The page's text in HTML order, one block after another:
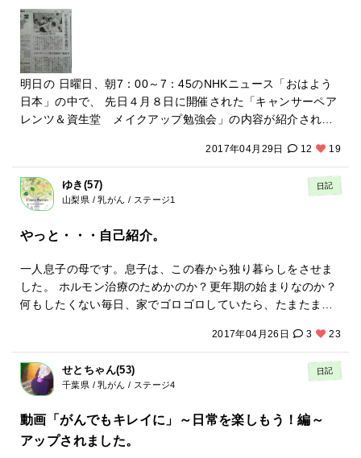
像できなかった。でも、今、受験生の母になれました。こん
な嬉しいことはないですね。泣けます。 決して強く前向きな
闘病生活をしてきたわけでもなく、特別なことをしてきたわ
けでもないのですが、もがき苦しみながらも気づいたらこれ
だけ時間がたっていました。 まだまだ、悩むし、乗り越えら
れてないし、いつどう転ぶか、スリル満点の長い道のりが続
きますが、いつか、みなさんと一緒にcpのOGやOBとして若
ようになって娘が言ったことは「もっと踏みきりを短くして
乗らなきゃ」自慢気に自己分析までしている。 ５歳の世界
は、いともたやすく広がり大きくなっていくのだ。 親のダメ
さと、子供のたくましさを感じた１日だった。 家を買い、自
転車に乗れて、家族の目標はどんどん達成される。 新しい薬
に変えて１ヶ月、まだいい結果は出てこなくこのところ調子
は悪い。 次は僕が結果を出す番だ。
す。 でも、せめてもう少し歩けるようになってからでも良く
ね？笑 大学病院って、シビアだわね(^^;; とりあえず自宅で地
道に頑張るしかないと諦め、無事に退院しました。
明日の 日曜日、朝7：00～7：45のNHKニュース「おはよう
日本」の中で、 先日４月８日に開催された「キャンサーペア
レンツ＆資生堂 メイクアップ勉強会」の内容が紹介される
に掲載された「キャンサーペアレンツ＆資生堂 メイクアッ
2017年04月29日 12 19
ゆき(57)
山梨県 / 乳がん / ステージ1
日記
やっと・・・自己紹介。
一人息子の母です。息子は、この春から独り暮らしをさせま
した。 ホルモン治療のためかのか？更年期の始まりなのか？
何もしたくない毎日、家でゴロゴロしていたら、たまたま見
っと誰かに頼りたい。けど何処に？誰に？そんな日々を過ご
録しました。 なのに、使い方がわからない(汗) でもすぐに救
いの手がさしのべられました♪ 「welcome♪」と言うように
「つながり申請」をしてくださった方がいらっしゃって。
あ〜ありがたい。ビビりな私は硬いご挨拶しかできなかった
のですが、 本当はすごく嬉しかったです。 まだまだネット初
2017年04月26日 3 23
せとちゃん(53)
千葉県 / 乳がん / ステージ4
日記
動画「がんでもキレイに」～日常を楽しもう！編～
アップされました。